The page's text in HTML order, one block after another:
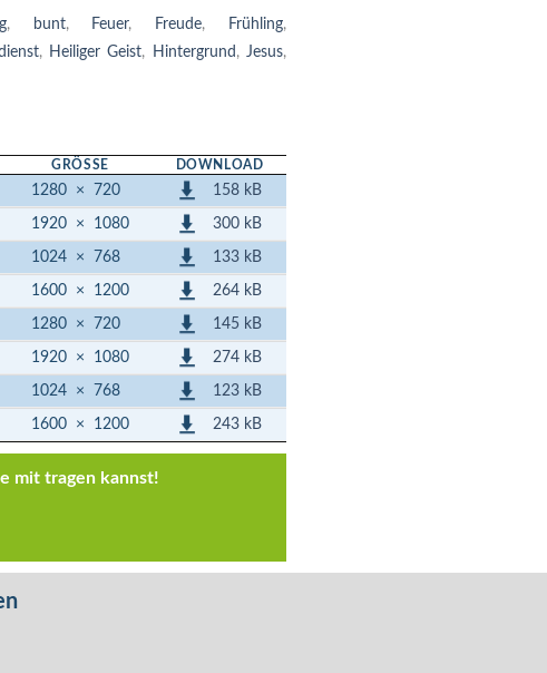
, bunt, Feuer, Freude, Frühling,
, Heiliger Geist, Hintergrund ,Jesus,
GRÖSSE DOWNLOAD
1280 × 720 158 kB
1920 × 1080 300 kB
1024 × 768 133 kB
1600 × 1200 264 kB
1280 × 720 145 kB
1920 × 1080 274 kB
1024 × 768 123 kB
1600 × 1200 243 kB
mit tragen kannst!